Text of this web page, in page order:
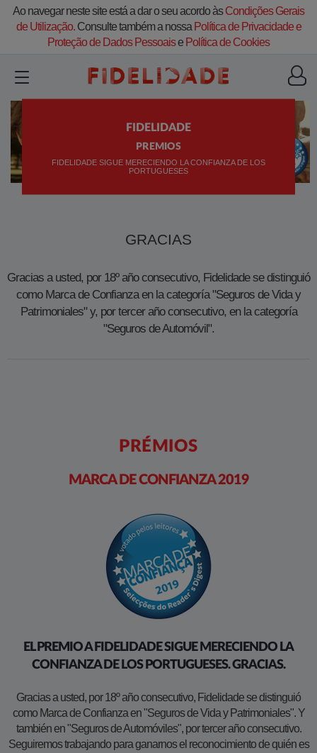
Ao navegar neste site está a dar o seu acordo àsCondições Gerais
de Utilização.Consulte também a nossa Política de Privacidade e
Proteção de Dados Pessoaise Política de Cookies
FIDELIDADE
PREMIOS
FIDELIDADE SIGUE MERECIENDO LA CONFIANZA DE LOS
PORTUGUESES
GRACIAS
Gracias a usted, por 18º año consecutivo, Fidelidade se distinguió
como Marca de Confianza en la categoría "Seguros de Vida y
Patrimoniales" y, por tercer año consecutivo, en la categoría
"Seguros de Automóvil".
PRÉMIOS
MARCA DE CONFIANZA 2019
EL PREMIO A FIDELIDADE SIGUE MERECIENDO LA
CONFIANZA DE LOS PORTUGUESES. GRACIAS.
Gracias a usted, por 18º año consecutivo, Fidelidade se distinguió
como Marca de Confianza en "Seguros de Vida y Patrimoniales". Y
también en "Seguros de Automóviles", por tercer año consecutivo.
Seguiremos trabajando para ganarnos el reconocimiento de quién es